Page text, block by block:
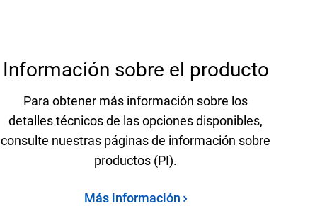
Información sobre el producto
Para obtener más información sobre los
detalles técnicos de las opciones disponibles,
consulte nuestras páginas de información sobre
productos (PI).
Más información